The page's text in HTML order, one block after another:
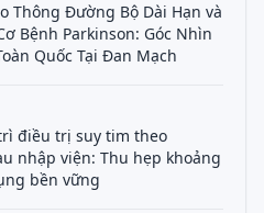
Thông Đường Bộ Dài Hạn và
Bệnh Parkinson: Góc Nhìn
Quốc Tại Đan Mạch
điều trị suy tim theo
nhập viện: Thu hẹp khoảng
bền vững